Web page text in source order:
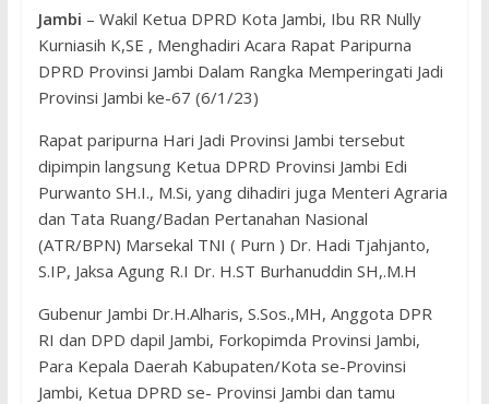
Jambi – Wakil Ketua DPRD Kota Jambi, Ibu RR Nully
Kurniasih K,SE , Menghadiri Acara Rapat Paripurna
DPRD Provinsi Jambi Dalam Rangka Memperingati Jadi
Provinsi Jambi ke-67 (6/1/23)
Rapat paripurna Hari Jadi Provinsi Jambi tersebut
dipimpin langsung Ketua DPRD Provinsi Jambi Edi
Purwanto SH.I., M.Si, yang dihadiri juga Menteri Agraria
dan Tata Ruang/Badan Pertanahan Nasional
(ATR/BPN) Marsekal TNI ( Purn ) Dr. Hadi Tjahjanto,
S.IP, Jaksa Agung R.I Dr. H.ST Burhanuddin SH,.M.H
Gubenur Jambi Dr.H.Alharis, S.Sos.,MH, Anggota DPR
RI dan DPD dapil Jambi, Forkopimda Provinsi Jambi,
Para Kepala Daerah Kabupaten/Kota se-Provinsi
Jambi, Ketua DPRD se- Provinsi Jambi dan tamu